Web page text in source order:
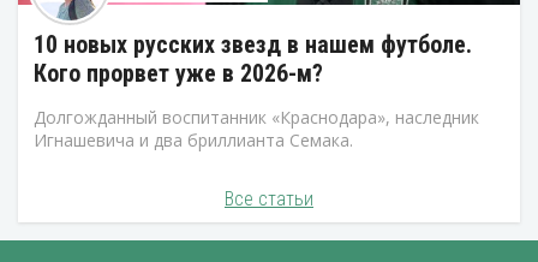
10 новых русских звезд в нашем футболе.
Кого прорвет уже в 2026-м?
Долгожданный воспитанник «Краснодара», наследник
Игнашевича и два бриллианта Семака.
Все статьи